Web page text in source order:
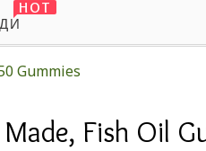
HOT
Gummies
Fish Oil